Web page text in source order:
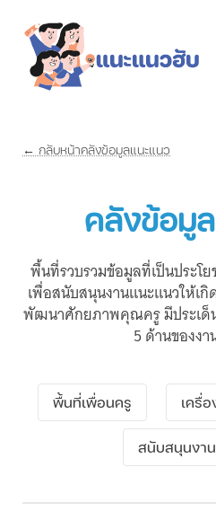
← กลับหน้าคลังข้อมูลแนะแนว
คลังข้อมู
พื้นที่รวบรวมข้อมูลที่เป็นประโ
เพื่อสนับสนุนงานแนะแนวให้เ
พัฒนาศักยภาพคุณครู มีประเด็
5 ด้านของง
พื้นที่เพื่อนครู เครื่
สนับสนุนงา